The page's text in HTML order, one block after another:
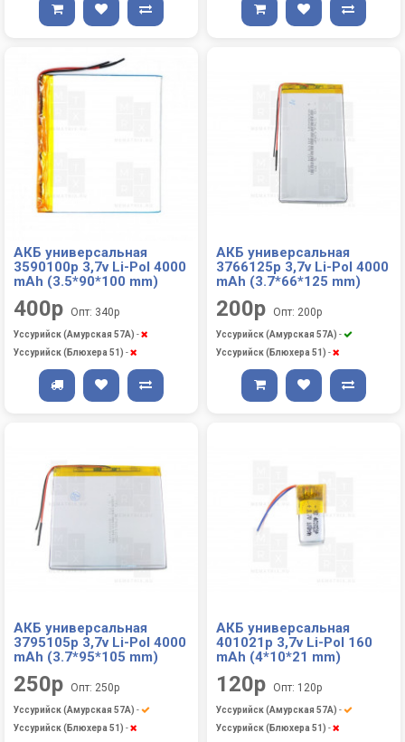
АКБ универсальная
3590100p 3,7v Li-Pol 4000
mAh (3.5*90*100 mm)
400р Опт: 340р
Уссурийск (Амурская 57А) -
Уссурийск (Блюхера 51) -
АКБ универсальная
3766125p 3,7v Li-Pol 4000
mAh (3.7*66*125 mm)
200р Опт: 200р
Уссурийск (Амурская 57А) -
Уссурийск (Блюхера 51) -
АКБ универсальная
3795105p 3,7v Li-Pol 4000
mAh (3.7*95*105 mm)
250р Опт: 250р
Уссурийск (Амурская 57А) -
Уссурийск (Блюхера 51) -
АКБ универсальная
401021p 3,7v Li-Pol 160
mAh (4*10*21 mm)
120р Опт: 120р
Уссурийск (Амурская 57А) -
Уссурийск (Блюхера 51) -